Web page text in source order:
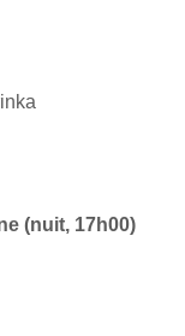
(nuit, 17h00)